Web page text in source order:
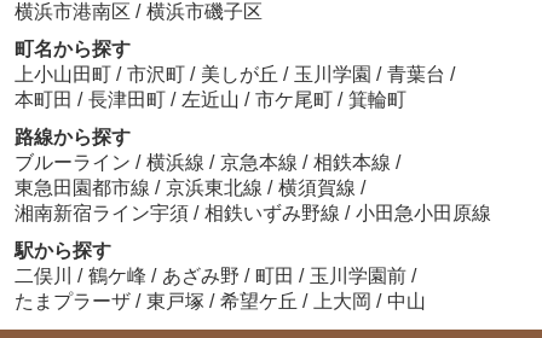
横浜市港南区 / 横浜市磯子区
町名から探す
上小山田町 / 市沢町 / 美しが丘 / 玉川学園 / 青葉台 /
本町田 / 長津田町 / 左近山 / 市ケ尾町 / 箕輪町
路線から探す
ブルーライン / 横浜線 / 京急本線 / 相鉄本線 /
東急田園都市線 / 京浜東北線 / 横須賀線 /
湘南新宿ライン宇須 / 相鉄いずみ野線 / 小田急小田原線
駅から探す
二俣川
/ 鶴ケ峰 / あざみ野 / 町田 / 玉川学園前 /
たまプラーザ / 東戸塚 / 希望ケ丘 / 上大岡 / 中山